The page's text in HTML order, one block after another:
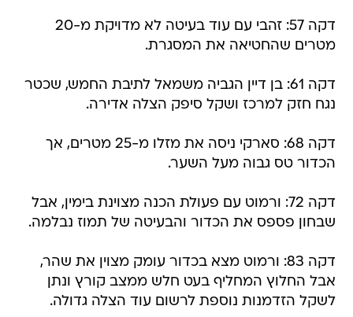
דקה 57: זהבי עם עוד בעיטה לא מדויקת מ-20
מטרים שהחטיאה את המסגרת.
דקה 61: בן דיין הגביה משמאל לתיבת החמש, שכטר
נגח חזק למרכז ושקל סיפק הצלה אדירה.
דקה 68: סארקי ניסה את מזלו מ-25 מטרים, אך
הכדור טס גבוה מעל השער.
דקה 72: ורמוט עם פעולת הכנה מצוינת בימין, אבל
שבחון פספס את הכדור והבעיטה של תמוז נבלמה.
דקה 83: ורמוט מצא בכדור עומק מצוין את שהר,
אבל החלוץ המחליף בעט חלש ממצב קורץ ונתן
לשקל הזדמנות נוספת לרשום עוד הצלה גדולה.